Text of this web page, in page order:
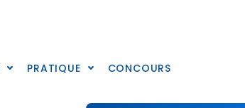
PRATIQUE CONCOURS